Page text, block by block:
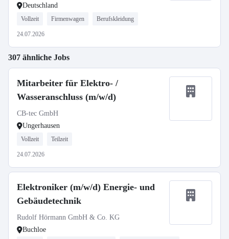
Deutschland
Vollzeit Firmenwagen Berufskleidung
24.07.2026
307 ähnliche Jobs
Mitarbeiter für Elektro- /
Wasseranschluss (m/w/d)
CB-tec GmbH
Ungerhausen
Vollzeit Teilzeit
24.07.2026
Elektroniker (m/w/d) Energie- und
Gebäudetechnik
Rudolf Hörmann GmbH & Co. KG
Buchloe